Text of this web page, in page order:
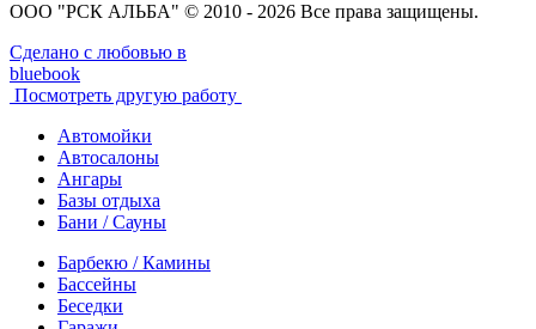
ООО "РСК АЛЬБА" © 2010 - 2026 Все права защищены.
Сделано с любовью в
bluebook
Посмотреть другую работу
Автомойки
Автосалоны
Ангары
Базы отдыха
Бани / Сауны
Барбекю / Камины
Бассейны
Беседки